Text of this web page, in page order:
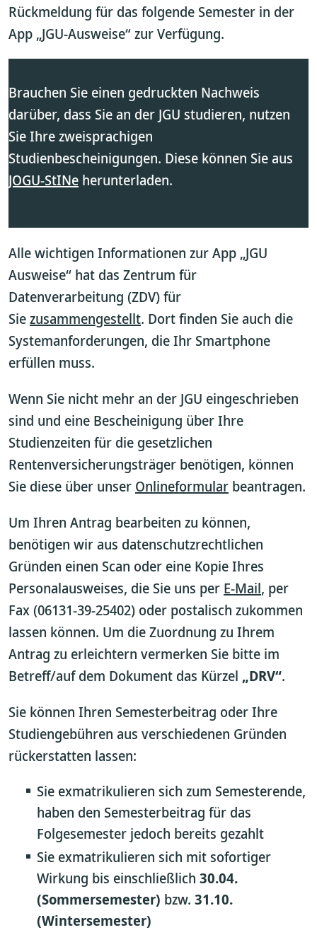
Rückmeldung für das folgende Semester in der
App „JGU-Ausweise“ zur Verfügung.
Brauchen Sie einen gedruckten Nachweis
darüber, dass Sie an der JGU studieren, nutzen
Sie Ihre zweisprachigen
Studienbescheinigungen. Diese können Sie aus
JOGU-StINe herunterladen.
Alle wichtigen Informationen zur App „JGU
Ausweise“ hat das Zentrum für
Datenverarbeitung (ZDV) für
Siezusammengestellt. Dort finden Sie auch die
Systemanforderungen, die Ihr Smartphone
erfüllen muss.
Wenn Sie nicht mehr an der JGU eingeschrieben
sind und eine Bescheinigung über Ihre
Studienzeiten für die gesetzlichen
Rentenversicherungsträger benötigen, können
Sie diese über unser Onlineformular beantragen.
Um Ihren Antrag bearbeiten zu können,
benötigen wir aus datenschutzrechtlichen
Gründen einen Scan oder eine Kopie Ihres
Personalausweises, die Sie uns per E-Mail, per
Fax (06131-39-25402) oder postalisch zukommen
lassen können. Um die Zuordnung zu Ihrem
Antrag zu erleichtern vermerken Sie bitte im
Betreff/auf dem Dokument das Kürzel „DRV“.
Sie können Ihren Semesterbeitrag oder Ihre
Studiengebühren aus verschiedenen Gründen
rückerstatten lassen:
Sie exmatrikulieren sich zum Semesterende,
haben den Semesterbeitrag für das
Folgesemester jedoch bereits gezahlt
Sie exmatrikulieren sich mit sofortiger
Wirkung bis einschließlich 30.04.
(Sommersemester) bzw. 31.10.
(Wintersemester)